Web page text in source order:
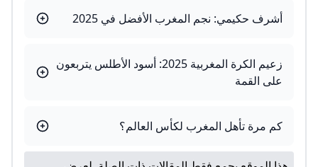
أشرف حكيمي: نجم المغرب الأفضل في 2025
زعيم الكرة المغربية 2025: أسود الأطلس يتربعون
على القمة
كم مرة تأهل المغرب لكأس العالم؟